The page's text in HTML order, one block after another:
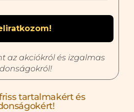
az akciókról és izgalmas
tartalmakért és